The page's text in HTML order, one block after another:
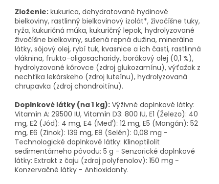
Zloženie: kukurica, dehydratované hydinové
bielkoviny, rastlinný bielkovinový izolát*, živočíšne tuky,
ryža, kukuričná múka, kukuričný lepok, hydrolyzované
živočíšne bielkoviny, sušená repná dužina, minerálne
látky, sójový olej, rybí tuk, kvasnice a ich časti, rastlinná
vláknina, frukto-oligosacharidy, borákový olej (0,1 %),
hydrolyzované kôrovce (zdroj glukozamínu), výťažok z
nechtíka lekárskeho (zdroj luteínu), hydrolyzovaná
chrupavka (zdroj chondroitínu).
Doplnkové látky (na 1 kg): Výživné doplnkové látky:
Vitamín A: 29500 IU, Vitamín D3: 800 IU, E1 (Železo): 40
mg, E2 (Jód): 4 mg, E4 (Meď): 12 mg, E5 (Mangán): 52
mg, E6 (Zinok): 139 mg, E8 (Selén): 0,08 mg -
Technologické doplnkové látky: Klinoptilolit
sedimentárneho pôvodu: 5 g - Senzorické doplnkové
látky: Extrakt z čaju (zdroj polyfenolov): 150 mg -
Konzervačné látky - Antioxidanty.